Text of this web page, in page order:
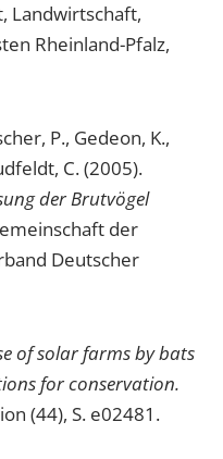
Landwirtschaft,
Rheinland-Pfalz,
P., Gedeon, K.,
C. (2005).
der Brutvögel
der
Deutscher
of solar farms by bats
for conservation.
(44), S. e02481.